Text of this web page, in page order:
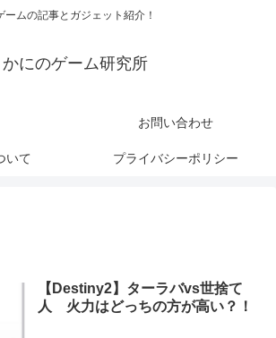
ームの記事とガジェット紹介！
かにのゲーム研究所
お問い合わせ
いて プライバシーポリシー
【Destiny2】ターラバvs世捨て
人 火力はどっちの方が高い？！